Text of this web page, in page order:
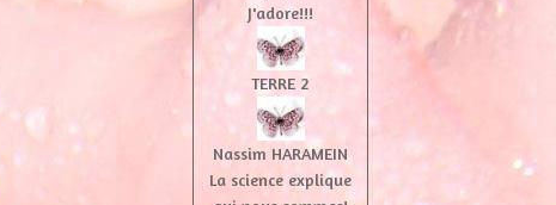
J'adore!!!
TERRE 2
Nassim HARAMEIN
La science explique